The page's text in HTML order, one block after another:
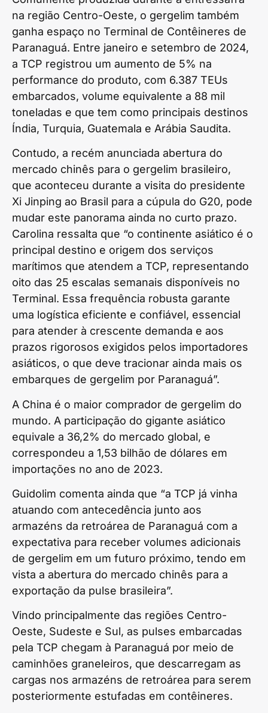
na região Centro-Oeste, o gergelim também
ganha espaço no Terminal de Contêineres de
Paranaguá. Entre janeiro e setembro de 2024,
a TCP registrou um aumento de 5% na
performance do produto, com 6.387 TEUs
embarcados, volume equivalente a 88 mil
toneladas e que tem como principais destinos
Índia, Turquia, Guatemala e Arábia Saudita.
Contudo, a recém anunciada abertura do
mercado chinês para o gergelim brasileiro,
que aconteceu durante a visita do presidente
Xi Jinping ao Brasil para a cúpula do G20, pode
mudar este panorama ainda no curto prazo.
Carolina ressalta que “o continente asiático é o
principal destino e origem dos serviços
marítimos que atendem a TCP, representando
oito das 25 escalas semanais disponíveis no
Terminal. Essa frequência robusta garante
uma logística eficiente e confiável, essencial
para atender à crescente demanda e aos
prazos rigorosos exigidos pelos importadores
asiáticos, o que deve tracionar ainda mais os
embarques de gergelim por Paranaguá”.
A China é o maior comprador de gergelim do
mundo. A participação do gigante asiático
equivale a 36,2% do mercado global, e
correspondeu a 1,53 bilhão de dólares em
importações no ano de 2023.
Guidolim comenta ainda que “a TCP já vinha
atuando com antecedência junto aos
armazéns da retroárea de Paranaguá com a
expectativa para receber volumes adicionais
de gergelim em um futuro próximo, tendo em
vista a abertura do mercado chinês para a
exportação da pulse brasileira”.
Vindo principalmente das regiões Centro-
Oeste, Sudeste e Sul, as pulses embarcadas
pela TCP chegam à Paranaguá por meio de
caminhões graneleiros, que descarregam as
cargas nos armazéns de retroárea para serem
posteriormente estufadas em contêineres.